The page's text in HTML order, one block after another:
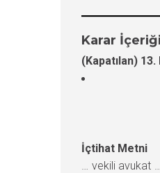
Karar İçeriği
(Kapatılan)
İçtihat Metni
… vekili avukat